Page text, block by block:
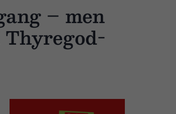
– men
Thyregod-